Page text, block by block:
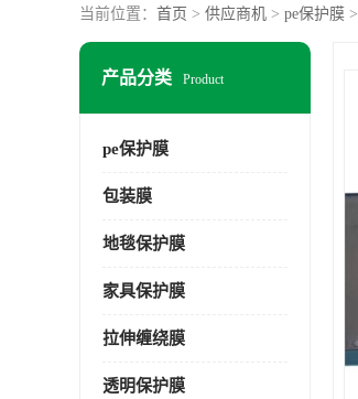
当前位置： 首页 > 供应商机 > pe保护膜
产品分类 Product
pe保护膜
包装膜
地毯保护膜
家具保护膜
拉伸缠绕膜
透明保护膜